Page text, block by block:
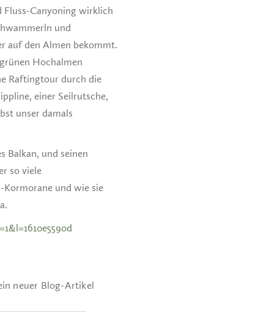
Fluss-Canyoning wirklich
und
auf den Almen bekommt.
Hochalmen
Raftingtour durch die
einer Seilrutsche,
unser damals
Balkan, und seinen
so viele
und wie sie
neuer Blog-Artikel